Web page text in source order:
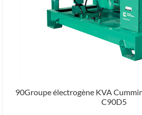
90Groupe électrogène KVA
C90D5